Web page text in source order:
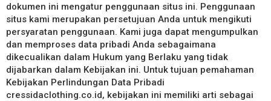
dokumen ini mengatur penggunaan situs ini. Penggunaan
situs kami merupakan persetujuan Anda untuk mengikuti
persyaratan penggunaan. Kami juga dapat mengumpulkan
dan memproses data pribadi Anda sebagaimana
dikecualikan dalam Hukum yang Berlaku yang tidak
dijabarkan dalam Kebijakan ini. Untuk tujuan pemahaman
Kebijakan Perlindungan Data Pribadi
cressidaclothing.co.id, kebijakan ini memiliki arti sebagai